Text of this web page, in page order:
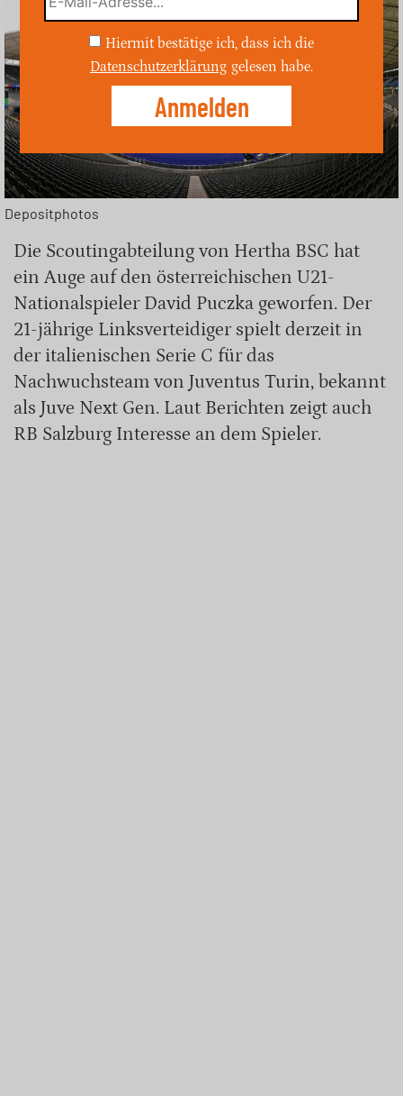
Depositphotos
Die Scoutingabteilung von Hertha BSC hat
ein Auge auf den österreichischen U21-
Nationalspieler David Puczka geworfen. Der
21-jährige Linksverteidiger spielt derzeit in
der italienischen Serie C für das
Nachwuchsteam von Juventus Turin, bekannt
als Juve Next Gen. Laut Berichten zeigt auch
RB Salzburg Interesse an dem Spieler.
Hiermit bestätige ich, dass ich die
Datenschutzerklärung gelesen habe.